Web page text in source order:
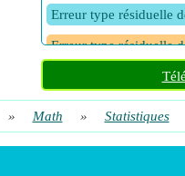
Erreur type résiduelle
Erreur type résiduelle
» Math » Statistiques